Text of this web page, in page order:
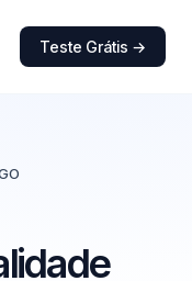
Teste Grátis →